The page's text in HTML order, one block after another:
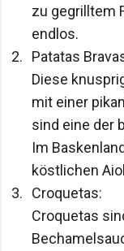
zu gegrilltem
endlos.
Patatas
Diese
mit einer
sind eine der
Im
köstlichen
Croquetas:
Croquetas